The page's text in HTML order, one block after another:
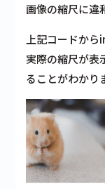
画像の縮尺に違
上記コードか
実際の縮尺が表
ることがわかり